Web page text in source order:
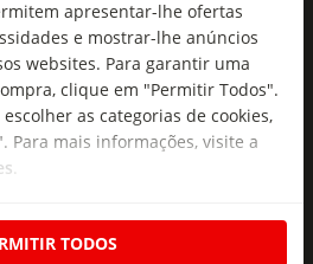
apresentar-lhe ofertas
e mostrar-lhe anúncios
websites. Para garantir uma
clique em "Permitir Todos".
as categorias de cookies,
Para mais informações, visite a
.
TODOS
frescas no
exclusivas,
si.